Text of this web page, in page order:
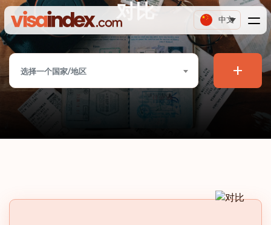
中文
对比
选择一个国家/地区 +